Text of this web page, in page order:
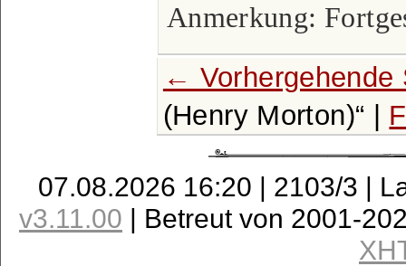
Anmerkung:
← Vorhergehende
(Henry Morton)
07.08.2026 16:20 | 2103/3 |
v3.11.00 | Betreut von 2001-